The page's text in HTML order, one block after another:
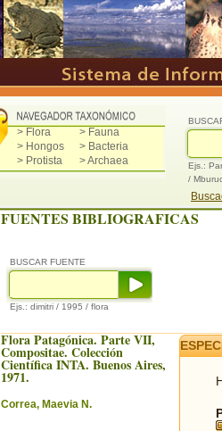
> Flora
> Fauna
> Hongos
> Bacteria
> Protista
> Archaea
Ejs.:
/
FUENTES BIBLIOGRAFICAS
BUSCAR FUENTE
Ejs.: dimitri / 1995 / flora
Flora Patagónica. Parte VII,
Compositae. Colección
Científica INTA. Buenos Aires,
1971.
Correa, Maevia N.